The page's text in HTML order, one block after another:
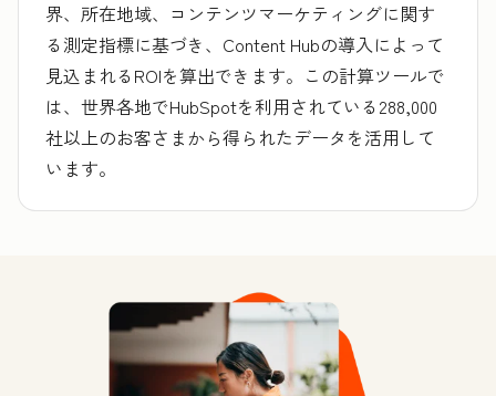
界、所在地域、コンテンツマーケティングに関す
る測定指標に基づき、Content Hubの導入によって
見込まれるROIを算出できます。この計算ツールで
は、世界各地でHubSpotを利用されている288,000
社以上のお客さまから得られたデータを活用して
います。